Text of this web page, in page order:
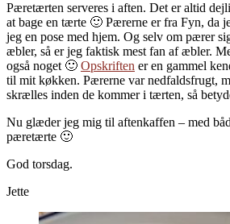
Pæretærten serveres i aften. Det er altid
at bage en tærte 🙂 Pærerne er fra Fyn, da
jeg en pose med hjem. Og selv om pærer
æbler, så er jeg faktisk mest fan af æbler.
også noget 🙂 Opskriften er en gammel
til mit køkken. Pærerne var nedfaldsfrugt,
skrælles inden de kommer i tærten, så
Nu glæder jeg mig til aftenkaffen – med
pæretærte 🙂
God torsdag.
Jette